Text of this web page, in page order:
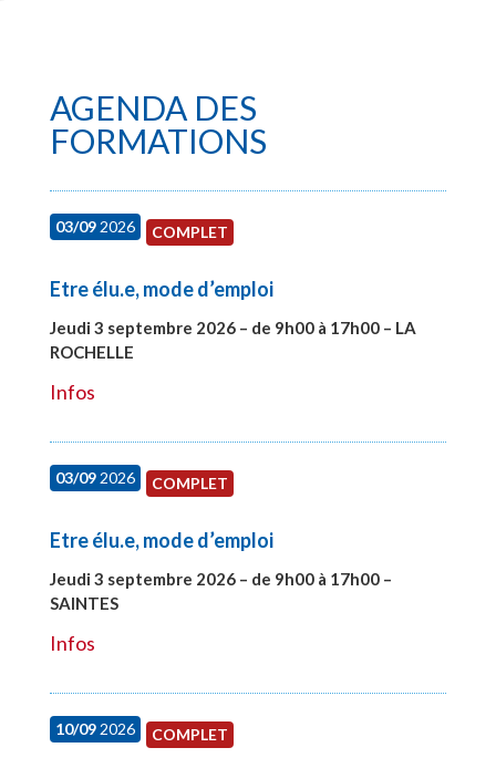
AGENDA DES
FORMATIONS
03/092026 COMPLET
Etre élu.e, mode d’emploi
Jeudi 3 septembre 2026 – de 9h00 à 17h00 – LA
ROCHELLE
Infos
03/092026 COMPLET
Etre élu.e, mode d’emploi
Jeudi 3 septembre 2026 – de 9h00 à 17h00 –
SAINTES
Infos
10/092026 COMPLET